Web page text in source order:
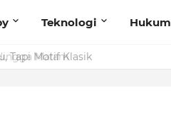
Teknologi Hukum
Malam